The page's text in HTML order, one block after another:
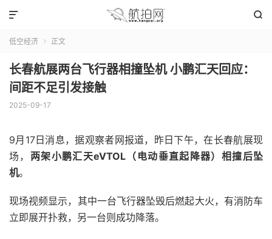


低空经济  正文
长春航展两台飞行器相撞坠机 小鹏汇天回应：
间距不足引发接触
2025-09-17
9月17日消息，据观察者网报道，昨日下午，在长春航展现
场， 两架小鹏汇天eVTOL（电动垂直起降器）相撞后坠
机。
现场视频显示，其中一台飞行器坠毁后燃起大火，有消防车
立即展开扑救，另一台则成功降落。